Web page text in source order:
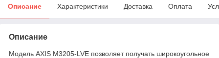
Описание Характеристики Доставка Оплата
Описание
Модель AXIS M3205-LVE позволяет получать широкоугольное